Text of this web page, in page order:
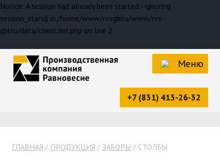
Notice: A session had already been started - ignoring
session_start() in /home/www/rvsgbiru/www/rvs-
gbi.ru/data/client.init.php on line 2
Меню
+7 (831) 413-26-32
ГЛАВНАЯ ПРОДУКЦИЯ ЗАБОРЫ СТОЛБЫ